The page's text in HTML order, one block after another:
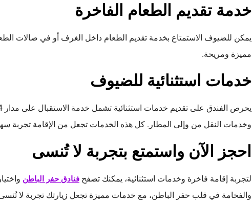
خدمة تقديم الطعام الفاخرة
يمكن للضيوف الاستمتاع بخدمة تقديم الطعام داخل الغرف أو في صالات
مميزة ومريحة.
خدمات استثنائية للضيوف
وخدمات النقل من وإلى المطار. كل هذه الخدمات تجعل من الإقامة تجربة
احجز الآن واستمتع بتجربة لا تُنسى
لتجربة إقامة فاخرة وخدمات استثنائية، يمكنك تصفح فنادق حفر الباطن
والفخامة في قلب حفر الباطن، مع خدمات مميزة تجعل زيارتك تجربة لا